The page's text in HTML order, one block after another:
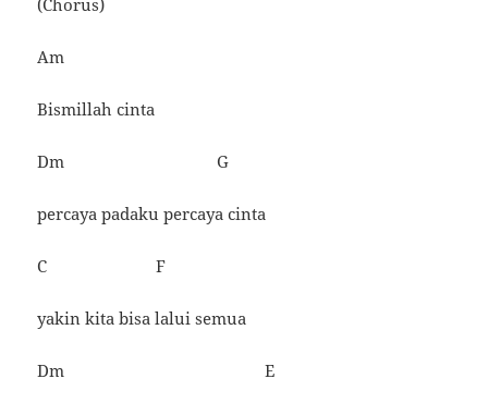
(Chorus)
Am
Bismillah cinta
Dm G
percaya padaku percaya cinta
C F
yakin kita bisa lalui semua
Dm E